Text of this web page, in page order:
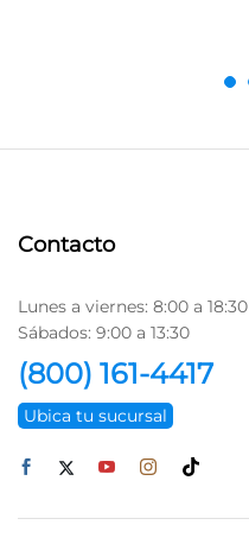
Contacto
Lunes a viernes: 8:00 a 18:30
Sábados: 9:00 a 13:30
(800) 161-4417
Ubica tu sucursal